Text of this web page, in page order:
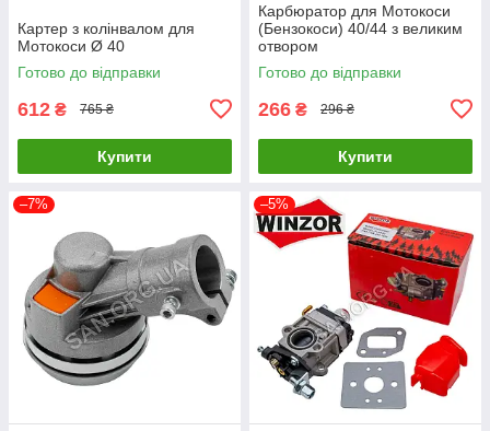
Картер з колінвалом для
Мотокоси Ø 40
Готово до відправки
612 ₴ 765 ₴
Купити
Карбюратор для Мотокоси
(Бензокоси) 40/44 з великим
отвором
Готово до відправки
266 ₴ 296 ₴
Купити
–7% –5%